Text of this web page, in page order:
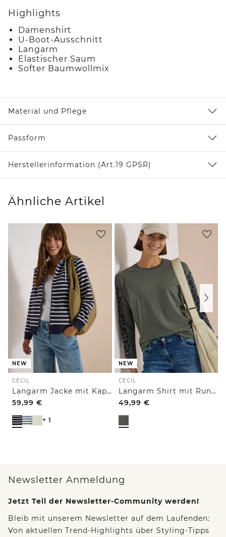
Highlights
Damenshirt
U-Boot-Ausschnitt
Langarm
Elastischer Saum
Softer Baumwollmix
Material und Pflege
Passform
Herstellerinformation (Art.19 GPSR)
Ähnliche Artikel
NEW
CECIL
Langarm Jacke mit Kapuze und Struktur
59,99 €
+ 1
NEW
CECIL
Langarm Shirt mit Rundhals und Leo-Details
49,99 €
Newsletter Anmeldung
Jetzt Teil der Newsletter-Community werden!
Bleib mit unserem Newsletter auf dem Laufenden:
Von aktuellen Trend-Highlights über Styling-Tipps